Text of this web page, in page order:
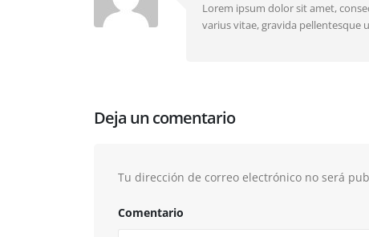
Lorem ipsum dolor sit amet,
varius vitae, gravida pellentesque
Deja un comentario
Tu dirección de correo electrónico no será
Comentario